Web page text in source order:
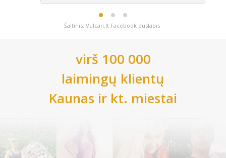
Šaltinis: Vulcan.lt Facebook puslapis
virš 100 000
laimingų klientų
Kaunas ir kt. miestai